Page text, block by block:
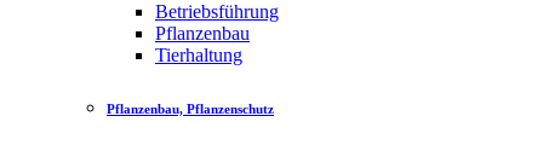
Betriebsführung
Pflanzenbau
Tierhaltung
Pflanzenbau, Pflanzenschutz